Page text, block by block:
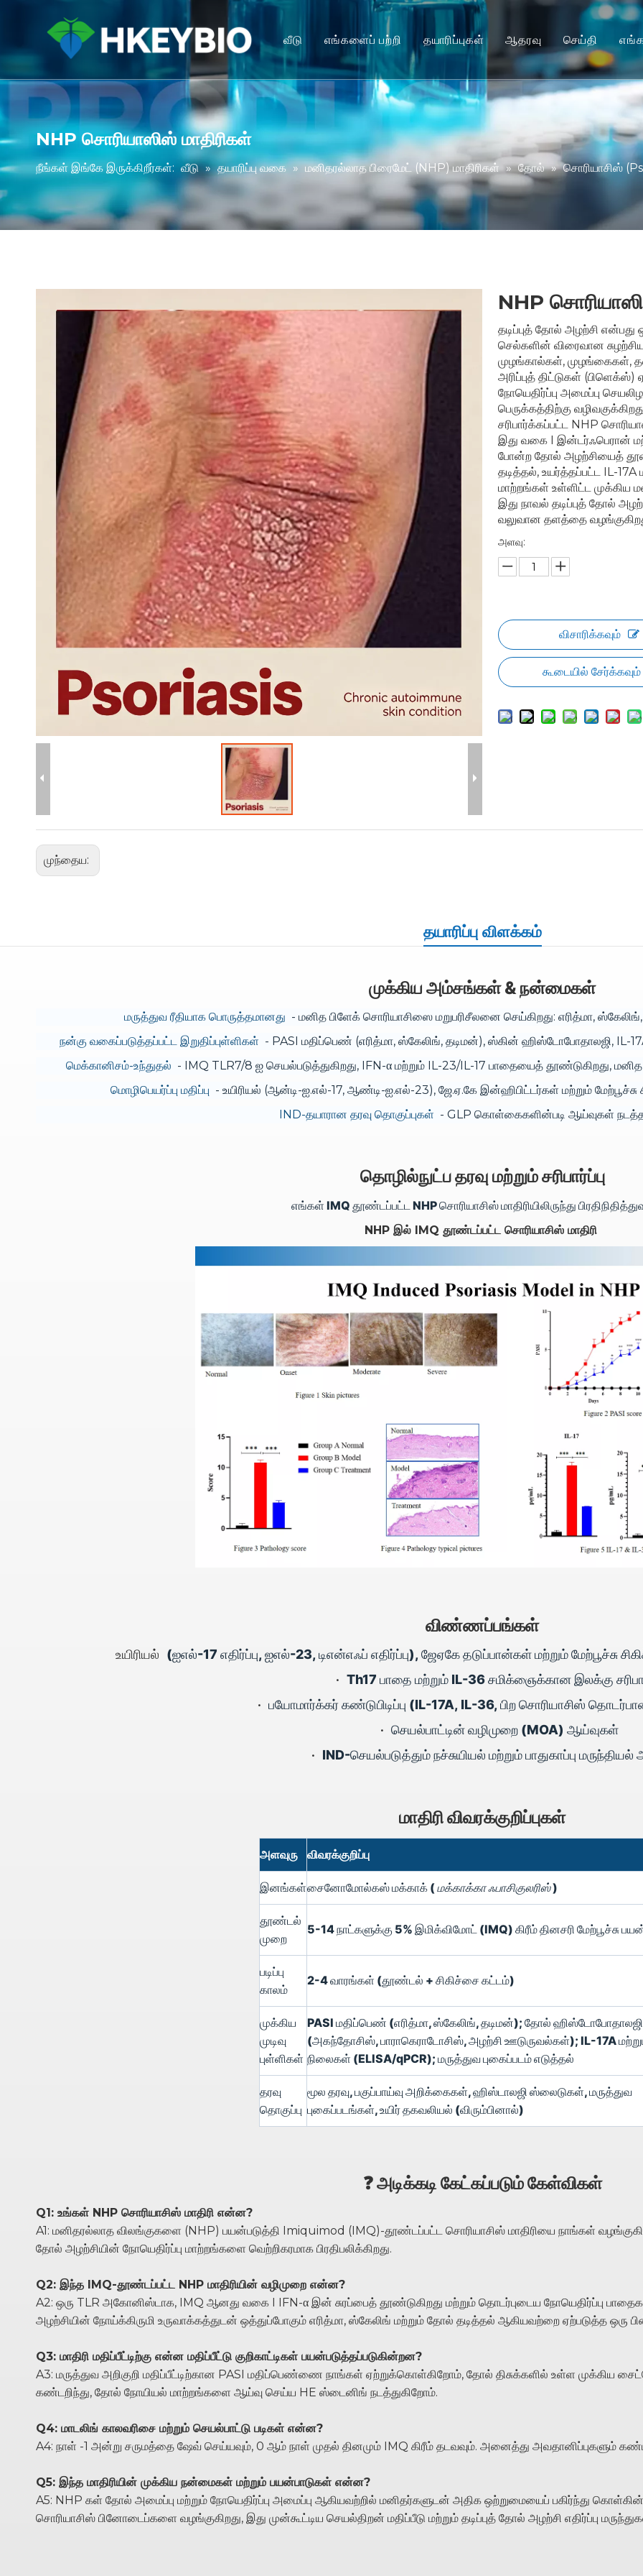
வீடு எங்களைப் பற்றி தயாரிப்புகள்
மனிதரல்லாத பிரைமேட் (NHP) மாதிரிகள்
கொறிக்கும் விலங்கு மாதிரிகள்
மனித திசு & Ex Vivo மாதிரிகள்
ஒருங்கிணைந்த செயல்திறன் மதிப்பீடு
மொழிபெயர்ப்பு மருத்துவம் & உயிரியல்
IND சமர்ப்பிப்பு ஆதரவு
ஆதரவு
சேவை
பதிவிறக்கவும்
அடிக்கடி கேட்கப்படும்
வாடிக்கையாளர்
செய்தி
NHP சொரியாஸிஸ் மாதிரிகள்
நீங்கள் இங்கே இருக்கிறீர்கள்: வீடு » தயாரிப்பு வகை » மனிதரல்லாத பிரைமேட் (NHP) மாதிரிகள் » தோல் » சொரியாசிஸ்
NHP
தடிப்புத் தோல் அழற்சி
செல்களின் விரைவான
முழங்கால்கள், முழங்கைகள்,
அரிப்புத் திட்டுகள்
நோயெதிர்ப்பு அமைப்பு
பெருக்கத்திற்கு
சரிபார்க்கப்பட்ட NHP
இது வகை I இன்டர்ஃபெரான்
போன்ற தோல் அழற்சியைத்
தடித்தல், உயர்த்தப்பட்ட IL-17A
மாற்றங்கள் உள்ளிட்ட முக்கிய
இது நாவல் தடிப்புத் தோல்
வலுவான தளத்தை
அளவு:
விசாரிக்கவும்
கூடையில் சேர்க்கவும்
முந்தைய:
தயாரிப்பு விளக்கம்
முக்கிய அம்சங்கள் & நன்மைகள்
மருத்துவ ரீதியாக பொருத்தமானது - மனித பிளேக் சொரியாசிஸை மறுபரிசீலனை செய்கிறது: எரித்மா,
நன்கு வகைப்படுத்தப்பட்ட இறுதிப்புள்ளிகள் - PASI மதிப்பெண் (எரித்மா, ஸ்கேலிங், தடிமன்), ஸ்கின் ஹிஸ்டோபோதாலஜி, IL-
மெக்கானிசம்-உந்துதல் - IMQ TLR7/8 ஐ செயல்படுத்துகிறது, IFN-α மற்றும் IL-23/IL-17 பாதையைத் தூண்டுகிறது, மனித
மொழிபெயர்ப்பு மதிப்பு - உயிரியல் (ஆன்டி-ஐ.எல்-17, ஆண்டி-ஐ.எல்-23), ஜே.ஏ.கே இன்ஹிபிட்டர்கள் மற்றும்
IND-தயாரான தரவு தொகுப்புகள் - GLP கொள்கைகளின்படி ஆய்வுகள்
தொழில்நுட்ப தரவு மற்றும் சரிபார்ப்பு
எங்கள் IMQ தூண்டப்பட்ட NHP சொரியாசிஸ் மாதிரியிலிருந்து
NHP இல் IMQ தூண்டப்பட்ட சொரியாசிஸ் மாதிரி
விண்ணப்பங்கள்
உயிரியல் (ஐஎல்-17 எதிர்ப்பு, ஐஎல்-23, டிஎன்எஃப் எதிர்ப்பு), ஜேஏகே தடுப்பான்கள் மற்றும்
• Th17 பாதை மற்றும் IL-36 சமிக்ஞைக்கான இலக்கு
• பயோமார்க்கர் கண்டுபிடிப்பு (IL-17A, IL-36, பிற சொரியாசிஸ்
• செயல்பாட்டின் வழிமுறை (MOA) ஆய்வுகள்
• IND-செயல்படுத்தும் நச்சுயியல் மற்றும் பாதுகாப்பு
மாதிரி விவரக்குறிப்புகள்
அளவுரு விவரக்குறிப்பு
இனங்கள்சைனோமோல்கஸ் மக்காக் (மக்காக்கா ஃபாசிகுலரிஸ்)
தூண்டல்
முறை
5-14 நாட்களுக்கு 5% இமிக்விமோட் (IMQ) கிரீம் தினசரி மேற்பூச்சு
படிப்பு
காலம்
2-4 வாரங்கள் (தூண்டல் + சிகிச்சை கட்டம்)
முக்கிய
முடிவு
புள்ளிகள்
PASI மதிப்பெண் (எரித்மா, ஸ்கேலிங், தடிமன்); தோல் ஹிஸ்டோபோதாலஜி
(அகந்தோசிஸ், பாராகெராடோசிஸ், அழற்சி ஊடுருவல்கள்); IL-17A
நிலைகள் (ELISA/qPCR); மருத்துவ புகைப்படம் எடுத்தல்
தரவு
தொகுப்பு
மூல தரவு, பகுப்பாய்வு அறிக்கைகள், ஹிஸ்டாலஜி ஸ்லைடுகள், மருத்துவ
புகைப்படங்கள், உயிர் தகவலியல் (விரும்பினால்)
❓ அடிக்கடி கேட்கப்படும் கேள்விகள்
Q1: உங்கள் NHP சொரியாசிஸ் மாதிரி என்ன?
A1: மனிதரல்லாத விலங்குகளை (NHP) பயன்படுத்தி Imiquimod (IMQ)-தூண்டப்பட்ட சொரியாசிஸ் மாதிரியை நாங்கள்
தோல் அழற்சியின் நோயெதிர்ப்பு மாற்றங்களை வெற்றிகரமாக பிரதிபலிக்கிறது.
Q2: இந்த IMQ-தூண்டப்பட்ட NHP மாதிரியின் வழிமுறை என்ன?
A2: ஒரு TLR அகோனிஸ்டாக, IMQ ஆனது வகை I IFN-α இன் சுரப்பைத் தூண்டுகிறது மற்றும் தொடர்புடைய நோயெதிர்ப்பு
அழற்சியின் நோய்க்கிருமி உருவாக்கத்துடன் ஒத்துப்போகும் எரித்மா, ஸ்கேலிங் மற்றும் தோல் தடித்தல் ஆகியவற்றை ஏற்படுத்த ஒரு
Q3: மாதிரி மதிப்பீட்டிற்கு என்ன மதிப்பீட்டு குறிகாட்டிகள் பயன்படுத்தப்படுகின்றன?
A3: மருத்துவ அறிகுறி மதிப்பீட்டிற்கான PASI மதிப்பெண்ணை நாங்கள் ஏற்றுக்கொள்கிறோம், தோல் திசுக்களில் உள்ள முக்கிய
கண்டறிந்து, தோல் நோயியல் மாற்றங்களை ஆய்வு செய்ய HE ஸ்டைனிங் நடத்துகிறோம்.
Q4: மாடலிங் காலவரிசை மற்றும் செயல்பாட்டு படிகள் என்ன?
A4: நாள் -1 அன்று சருமத்தை ஷேவ் செய்யவும், 0 ஆம் நாள் முதல் தினமும் IMQ கிரீம் தடவவும். அனைத்து அவதானிப்புகளும்
Q5: இந்த மாதிரியின் முக்கிய நன்மைகள் மற்றும் பயன்பாடுகள் என்ன?
A5: NHP கள் தோல் அமைப்பு மற்றும் நோயெதிர்ப்பு அமைப்பு ஆகியவற்றில் மனிதர்களுடன் அதிக ஒற்றுமையைப் பகிர்ந்து
சொரியாசிஸ் பினோடைப்களை வழங்குகிறது, இது முன்கூட்டிய செயல்திறன் மதிப்பீடு மற்றும் தடிப்புத் தோல் அழற்சி எதிர்ப்பு